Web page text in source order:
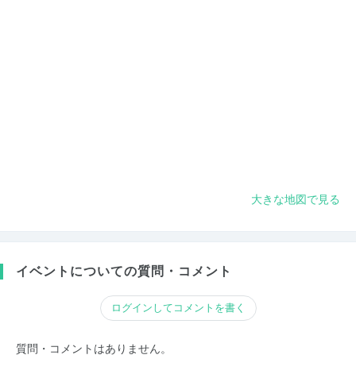
大きな地図で見る
イベントについての質問・コメント
ログインしてコメントを書く
質問・コメントはありません。